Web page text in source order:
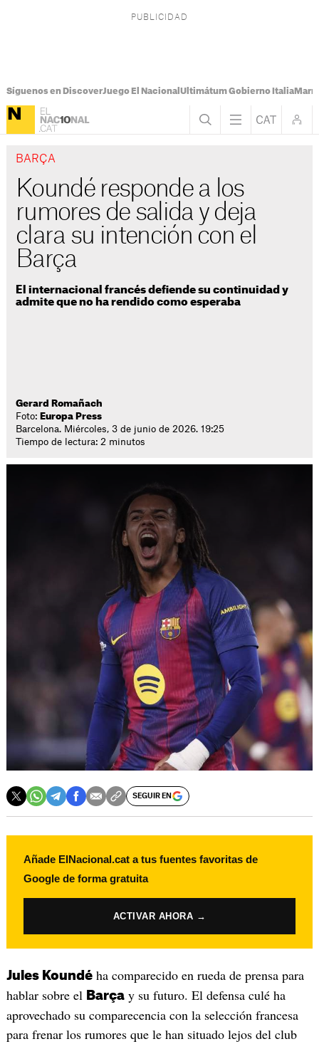
Síguenos en DiscoverJuego El Nacional Ultimátum Gobierno Italia
BARÇA
Koundé responde a los
rumores de salida y deja
clara su intención con el
Barça
El internacional francés defiende su continuidad y
admite que no ha rendido como esperaba
Gerard Romañach
Foto: Europa Press
Barcelona. Miércoles, 3 de junio de 2026. 19:25
Tiempo de lectura: 2 minutos
SEGUIR EN
Añade ElNacional.cat a tus fuentes favoritas de
Google de forma gratuita
ACTIVAR AHORA →
Jules Koundéha comparecido en rueda de prensa para
hablar sobre el Barçay su futuro. El defensa culé ha
aprovechado su comparecencia con la selección francesa
para frenar los rumores que le han situado lejos del club